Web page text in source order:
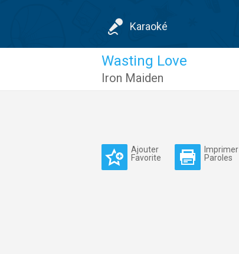
Karaoké
Wasting Love
Iron Maiden
Ajouter
Favorite
Imprimer
Paroles